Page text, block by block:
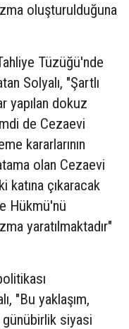
oluşturulduğuna
Tüzüğü'nde
Solyalı, "Şartlı
yapılan dokuz
de Cezaevi
kararlarının
olan Cezaevi
katına çıkaracak
Hükmü'nü
yaratılmaktadır"
"Bu yaklaşım,
siyasi